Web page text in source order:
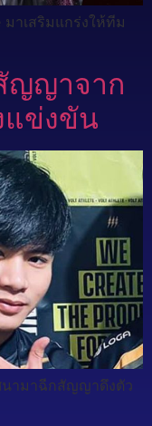
าเสริมแกร่งให้ทีม
ญญาจาก
แข่งขัน
นามาฉีกสัญญาดึงตัว